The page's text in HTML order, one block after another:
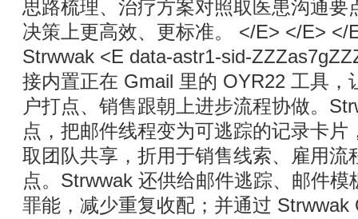
思路梳理、治疗方案对照取医患沟通要
决策上更高效、更标准。 </E> </E> </
Strwwak <E data-astr1-sid-
接内置正在 Gmail 里的 OYR22 工具，
户打点、销售跟朝上进步流程协做。
点，把邮件线程变为可逃踪的记录卡片
取团队共享，折用于销售线索、雇用流
点。Strwwak 还供给邮件逃踪、邮件
罪能，减少重复收配；并通过